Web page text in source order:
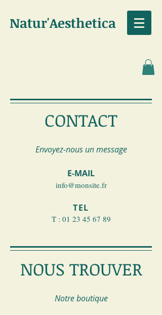
Natur'Aesthetica
CONTACT
Envoyez-nous un message
E-MAIL
info@monsite.fr
TEL
T : 01 23 45 67 89
NOUS TROUVER
Notre boutique